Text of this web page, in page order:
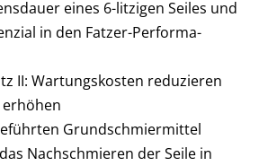
eines 6-litzigen Seiles und
in den Fatzer-Performa-
II: Wartungskosten reduzieren
Grundschmiermittel
Nachschmieren der Seile in